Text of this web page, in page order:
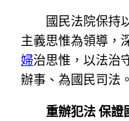
國民法院保持
主義思惟為領導，
婦治思惟，以法治
辦事、為國民司法。
重辦犯法 保證